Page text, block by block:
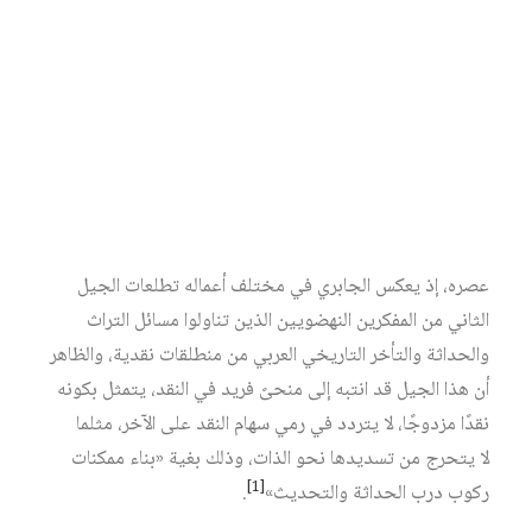
عصره، إذ يعكس الجابري في مختلف أعماله تطلعات الجيل
الثاني من المفكرين النهضويين الذين تناولوا مسائل التراث
والحداثة والتأخر التاريخي العربي من منطلقات نقدية، والظاهر
أن هذا الجيل قد انتبه إلى منحىً فريد في النقد، يتمثل بكونه
نقدًا مزدوجًا، لا يتردد في رمي سهام النقد على الآخر، مثلما
لا يتحرج من تسديدها نحو الذات، وذلك بغية «بناء ممكنات
ركوب درب الحداثة والتحديث»‏[1]
.